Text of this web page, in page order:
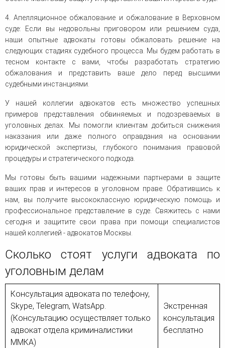
4. Апелляционное обжалование и обжалование в Верховном
суде: Если вы недовольны приговором или решением суда,
наши опытные адвокаты готовы обжаловать решение на
следующих стадиях судебного процесса. Мы будем работать в
тесном контакте с вами, чтобы разработать стратегию
обжалования и представить ваше дело перед высшими
судебными инстанциями.
У нашей коллегии адвокатов есть множество успешных
примеров представления обвиняемых и подозреваемых в
уголовных делах. Мы помогли клиентам добиться снижения
наказания или даже полного оправдания на основании
юридической экспертизы, глубокого понимания правовой
процедуры и стратегического подхода.
Мы готовы быть вашими надежными партнерами в защите
ваших прав и интересов в уголовном праве. Обратившись к
нам, вы получите высококлассную юридическую помощь и
профессиональное представление в суде. Свяжитесь с нами
сегодня и защитите свои права при помощи специалистов
нашей коллегией - адвокатов Москвы.
Сколько стоят услуги адвоката по
уголовным делам
Консультация адвоката по телефону,
Skype, Telegram, WatsApp.
(Консультацию осуществляет только
адвокат отдела криминалистики
ММКА)
Экстренная
консультация
бесплатно